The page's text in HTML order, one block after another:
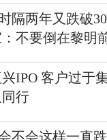
隔两年又跌破
不要倒在黎明
IPO 客户过于
行
不会这样一直